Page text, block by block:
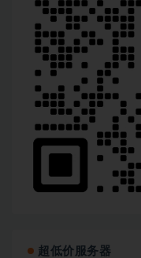
超低价服务器